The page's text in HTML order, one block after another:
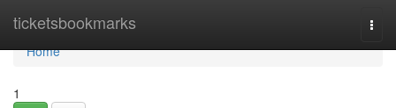
ticketsbookmarks
Home
Home
1